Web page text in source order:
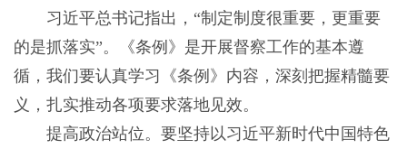
习近平总书记指出，“制定制度很重要，更重要
的是抓落实”。《条例》是开展督察工作的基本遵
循，我们要认真学习《条例》内容，深刻把握精髓要
义，扎实推动各项要求落地见效。
提高政治站位。要坚持以习近平新时代中国特色